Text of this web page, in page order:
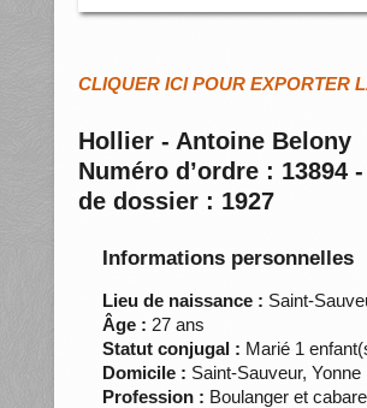
CLIQUER ICI POUR EXPORTER
Hollier - Antoine Belony
Numéro d’ordre : 13894
de dossier : 1927
Informations personnelles
Lieu de naissance : Saint-
Âge : 27 ans
Statut conjugal : Marié 1
Domicile : Saint-Sauveur, Yonne
Profession : Boulanger et